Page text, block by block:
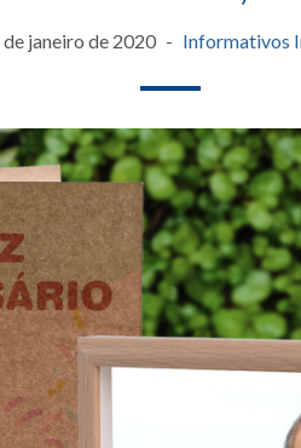
de janeiro de 2020 Informativos